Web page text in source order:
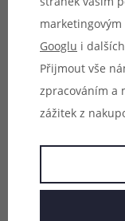
Googlu i
Přijmout vše
zpracováním a
zážitek z